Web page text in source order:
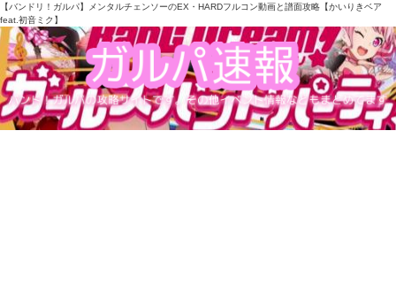
【バンドリ！ガルパ】メンタルチェンソーのEX・HARDフルコン動画と譜面攻略【かいりきベア
feat.初音ミク】